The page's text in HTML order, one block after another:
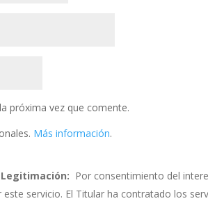
próxima vez que comente.
Más información.
Legitimación: Por consentimiento del
servicio. El Titular ha contratado los